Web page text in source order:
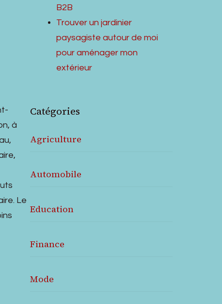
à
Le
B2B
Trouver un jardinier
paysagiste autour de moi
pour aménager mon
extérieur
Catégories
Agriculture
Automobile
Education
Finance
Mode